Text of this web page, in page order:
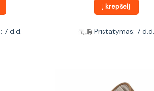
7 d.d.
Į krepšelį
Pristatymas: 7 d.d.